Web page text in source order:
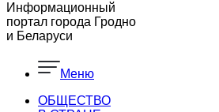
Информационный
портал города Гродно
и Беларуси
Меню
ОБЩЕСТВО